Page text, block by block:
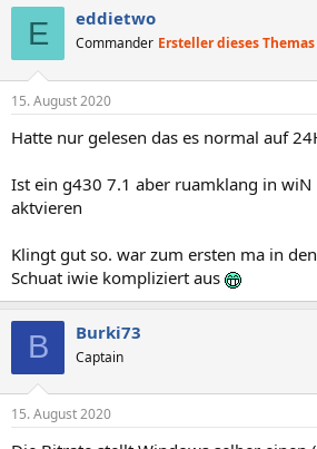
E eddietwo
Commander Ersteller dieses Themas
15. August 2020
Hatte nur gelesen das es normal auf
Ist ein g430 7.1 aber ruamklang in wiN
aktvieren
Klingt gut so. war zum ersten ma in
Schuat iwie kompliziert aus
B Burki73
Captain
15. August 2020